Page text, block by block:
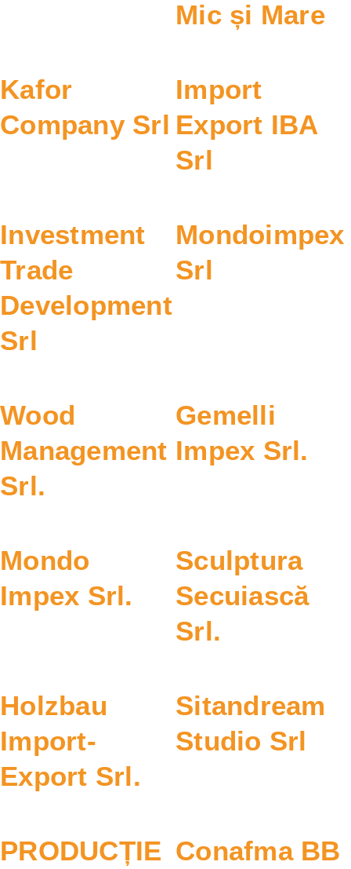
Mic și Mare
Kafor
Company Srl
Import
Export IBA
Srl
Investment
Trade
Development
Srl
Mondoimpex
Srl
Wood
Management
Srl.
Gemelli
Impex Srl.
Mondo
Impex Srl.
Sculptura
Secuiască
Srl.
Holzbau
Import-
Export Srl.
Sitandream
Studio Srl
PRODUCȚIE Conafma BB